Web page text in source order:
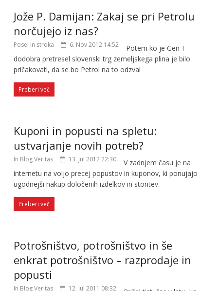
Jože P. Damijan: Zakaj se pri Petrolu
norčujejo iz nas?
Posel in stroka 6. Nov 2012 14:52
Potem ko je Gen-I
dodobra pretresel slovenski trg zemeljskega plina je bilo
pričakovati, da se bo Petrol na to odzval
Preberi več
Kuponi in popusti na spletu:
ustvarjanje novih potreb?
In Blog Veritas 13. Jul 2012 22:30
V zadnjem času je na
internetu na voljo precej popustov in kuponov, ki ponujajo
ugodnejši nakup določenih izdelkov in storitev.
Preberi več
Potrošništvo, potrošništvo in še
enkrat potrošništvo – razprodaje in
popusti
In Blog Veritas 12. Jul 2011 08:32